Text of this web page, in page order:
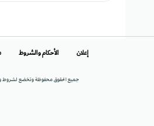
جميع الحقوق محفوظة وتخضع لشروط
إعلان الأحكام والشروط